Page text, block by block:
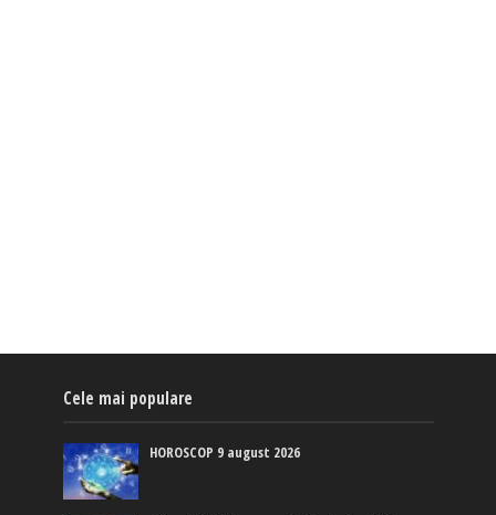
Cele mai populare
HOROSCOP 9 august 2026